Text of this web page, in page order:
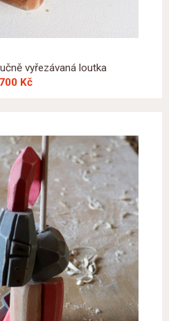
vyřezávaná loutka
700 Kč